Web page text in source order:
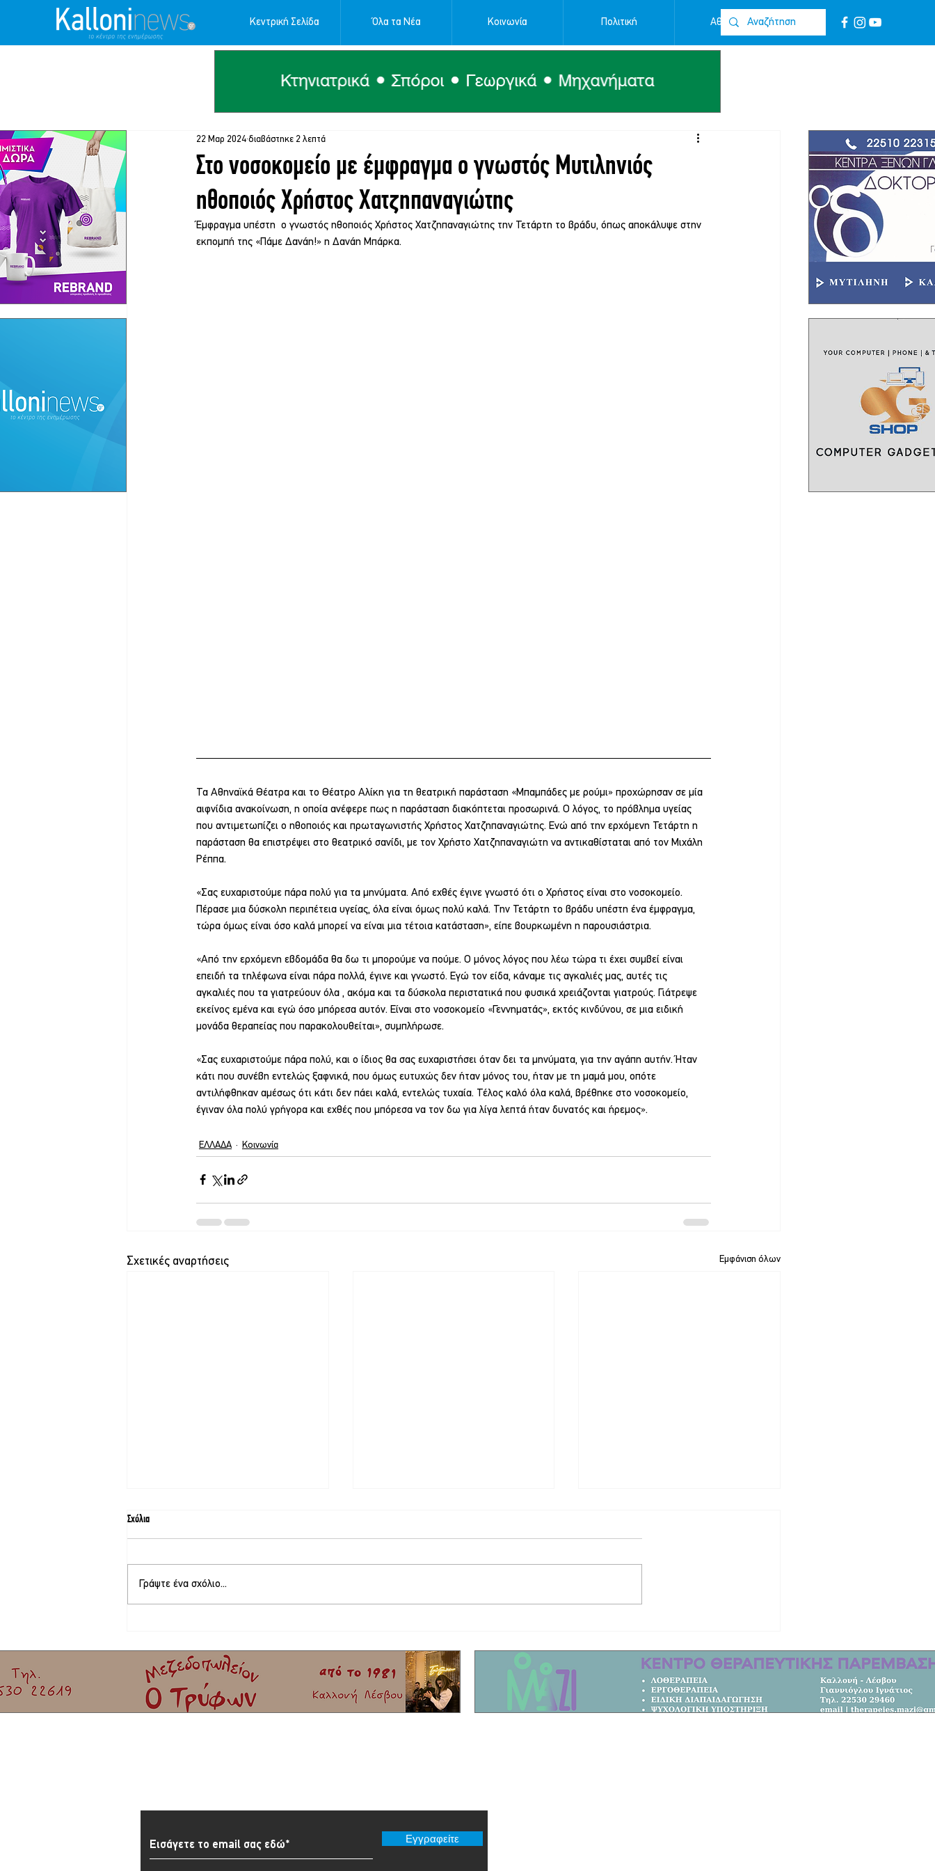
Κεντρική Σελίδα Όλα τα Νέα Κοινωνία Πολιτική Αθλητικά Επικοινωνία
Στο νοσοκομείο με έμφραγμα ο γνωστός Μυτιληνιός
ηθοποιός Χρήστος Χατζηπαναγιώτης
22 Μαρ 2024 διαβάστηκε 2 λεπτά
Έμφραγμα υπέστη  ο γνωστός ηθοποιός Χρήστος Χατζηπαναγιώτης την Τετάρτη το βράδυ, όπως αποκάλυψε στην
εκπομπή της «Πάμε Δανάη!» η Δανάη Μπάρκα.
Τα Αθηναϊκά Θέατρα και το Θέατρο Αλίκη για τη θεατρική παράσταση «Μπαμπάδες με ρούμι» προχώρησαν σε μία
αιφνίδια ανακοίνωση, η οποία ανέφερε πως η παράσταση διακόπτεται προσωρινά. Ο λόγος, το πρόβλημα υγείας
που αντιμετωπίζει ο ηθοποιός και πρωταγωνιστής Χρήστος Χατζηπαναγιώτης. Ενώ από την ερχόμενη Τετάρτη η
παράσταση θα επιστρέψει στο θεατρικό σανίδι, με τον Χρήστο Χατζηπαναγιώτη να αντικαθίσταται από τον Μιχάλη
Ρέππα.
«Σας ευχαριστούμε πάρα πολύ για τα μηνύματα. Από εχθές έγινε γνωστό ότι ο Χρήστος είναι στο νοσοκομείο.
Πέρασε μια δύσκολη περιπέτεια υγείας, όλα είναι όμως πολύ καλά. Την Τετάρτη το βράδυ υπέστη ένα έμφραγμα,
τώρα όμως είναι όσο καλά μπορεί να είναι μια τέτοια κατάσταση», είπε βουρκωμένη η παρουσιάστρια.
«Από την ερχόμενη εβδομάδα θα δω τι μπορούμε να πούμε. Ο μόνος λόγος που λέω τώρα τι έχει συμβεί είναι
επειδή τα τηλέφωνα είναι πάρα πολλά, έγινε και γνωστό. Εγώ τον είδα, κάναμε τις αγκαλιές μας, αυτές τις
αγκαλιές που τα γιατρεύουν όλα , ακόμα και τα δύσκολα περιστατικά που φυσικά χρειάζονται γιατρούς. Γιάτρεψε
εκείνος εμένα και εγώ όσο μπόρεσα αυτόν. Είναι στο νοσοκομείο «Γεννηματάς», εκτός κινδύνου, σε μια ειδική
μονάδα θεραπείας που παρακολουθείται», συμπλήρωσε.
«Σας ευχαριστούμε πάρα πολύ, και ο ίδιος θα σας ευχαριστήσει όταν δει τα μηνύματα, για την αγάπη αυτήν. Ήταν
κάτι που συνέβη εντελώς ξαφνικά, που όμως ευτυχώς δεν ήταν μόνος του, ήταν με τη μαμά μου, οπότε
αντιλήφθηκαν αμέσως ότι κάτι δεν πάει καλά, εντελώς τυχαία. Τέλος καλό όλα καλά, βρέθηκε στο νοσοκομείο,
έγιναν όλα πολύ γρήγορα και εχθές που μπόρεσα να τον δω για λίγα λεπτά ήταν δυνατός και ήρεμος».
ΕΛΛΑΔΑ Κοινωνία
Σχετικές αναρτήσεις Εμφάνιση όλων
Είχαν μετακομίσει από την Αυστραλία στο
Σχόλια
Γράψτε ένα σχόλιο...
Εγγραφείτε